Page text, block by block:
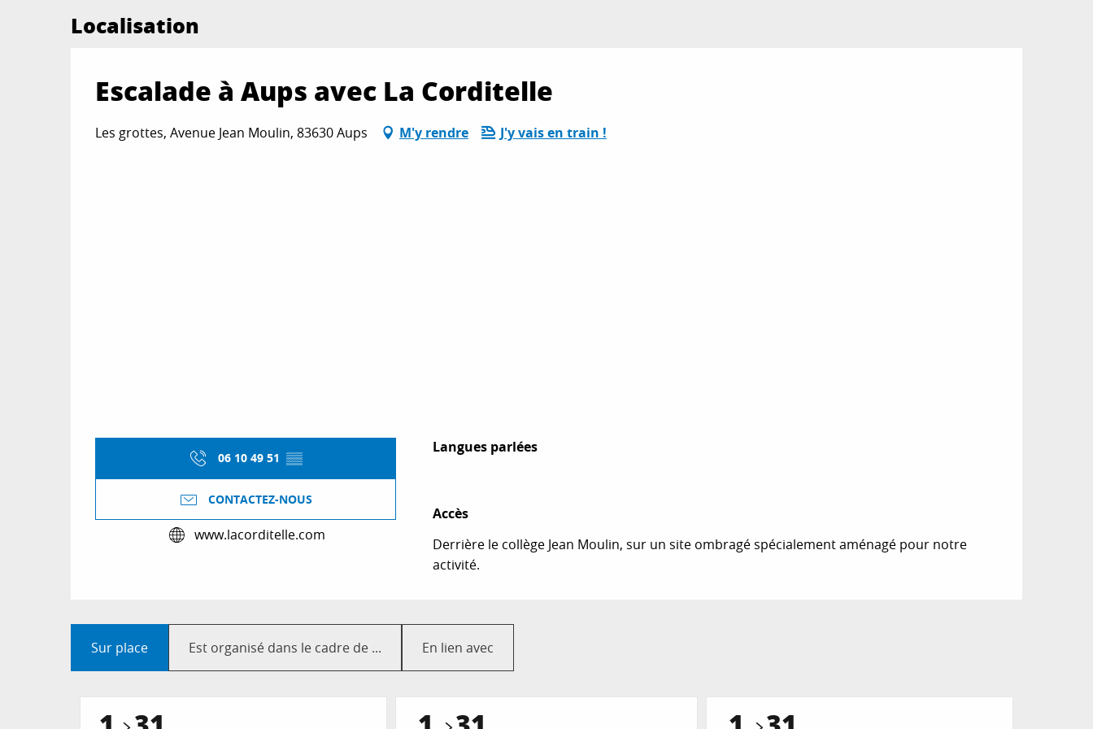
Localisation
Escalade à Aups avec La Corditelle
Les grottes, Avenue Jean Moulin, 83630 Aups M'y rendre J'y vais en train !
06 10 49 51 ▒▒
CONTACTEZ-NOUS
www.lacorditelle.com
Langues parlées
Langues parlées
Accès
Accès
Derrière le collège Jean Moulin, sur un site ombragé spécialement aménagé pour notre
activité.
Sur place Est organisé dans le cadre de ... En lien avec